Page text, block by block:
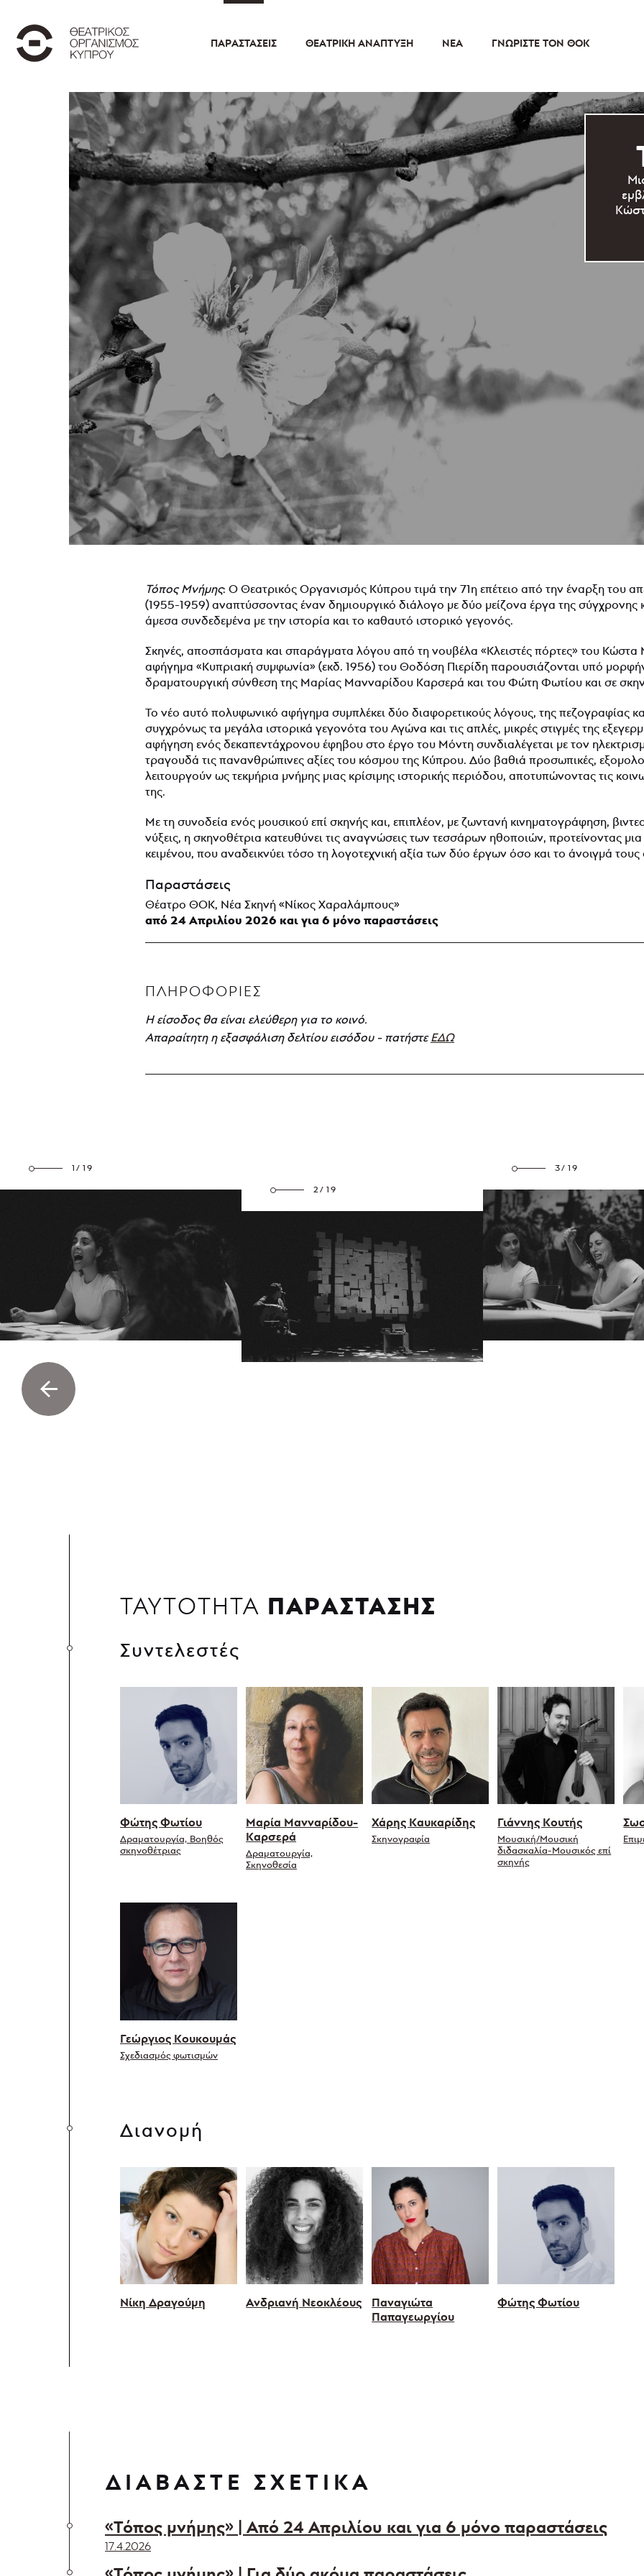
ΠΑΡΑΣΤΆΣΕΙΣ ΘΕΑΤΡΙΚΉ ΑΝΆΠΤΥΞΗ ΝΈΑ ΓΝΩΡΊΣΤΕ ΤΟΝ ΘΟΚ
Τόπος Μνήμης: Ο Θεατρικός Οργανισμός Κύπρου τιμά την 71η επέτειο από την έναρξη του
(1955-1959) αναπτύσσοντας έναν δημιουργικό διάλογο με δύο μείζονα έργα της σύγχρονης
άμεσα συνδεδεμένα με την ιστορία και το καθαυτό ιστορικό γεγονός.
Σκηνές, αποσπάσματα και σπαράγματα λόγου από τη νουβέλα «Κλειστές πόρτες» του Κώστα
αφήγημα «Κυπριακή συμφωνία» (εκδ. 1956) του Θοδόση Πιερίδη παρουσιάζονται υπό
δραματουργική σύνθεση της Μαρίας Μανναρίδου Καρσερά και του Φώτη Φωτίου και σε
Το νέο αυτό πολυφωνικό αφήγημα συμπλέκει δύο διαφορετικούς λόγους, της πεζογραφίας
συγχρόνως τα μεγάλα ιστορικά γεγονότα του Αγώνα και τις απλές, μικρές στιγμές της
αφήγηση ενός δεκαπεντάχρονου έφηβου στο έργο του Μόντη συνδιαλέγεται με τον
τραγουδά τις πανανθρώπινες αξίες του κόσμου της Κύπρου. Δύο βαθιά προσωπικές,
λειτουργούν ως τεκμήρια μνήμης μιας κρίσιμης ιστορικής περιόδου, αποτυπώνοντας τις
της.
Με τη συνοδεία ενός μουσικού επί σκηνής και, επιπλέον, με ζωντανή κινηματογράφηση,
νύξεις, η σκηνοθέτρια κατευθύνει τις αναγνώσεις των τεσσάρων ηθοποιών, προτείνοντας
κειμένου, που αναδεικνύει τόσο τη λογοτεχνική αξία των δύο έργων όσο και το άνοιγμά
Παραστάσεις
Θέατρο ΘΟΚ, Νέα Σκηνή «Νίκος Χαραλάμπους»
από 24 Απριλίου 2026 και για 6 μόνο παραστάσεις
ΠΛΗΡΟΦΟΡΊΕΣ
Η είσοδος θα είναι ελεύθερη για το κοινό.
Απαραίτητη η εξασφάλιση δελτίου εισόδου - πατήστεΕΔΩ
1/19
2/19
3/19
ΤΑΥΤΟΤΗΤΑ ΠΑΡΑΣΤΑΣΗΣ
Συντελεστές
Φώτης Φωτίου
Δραματουργία, Βοηθός
σκηνοθέτριας
Μαρία Μανναρίδου-
Καρσερά
Δραματουργία,
Σκηνοθεσία
Χάρης Καυκαρίδης
Σκηνογραφία
Γιάννης Κουτής
Μουσική/Μουσική
διδασκαλία-Μουσικός επί
σκηνής
Γεώργιος Κουκουμάς
Σχεδιασμός φωτισμών
Διανομή
Νίκη Δραγούμη Ανδριανή Νεοκλέους
Παναγιώτα
Παπαγεωργίου
Φώτης Φωτίου
ΔΙΑΒΑΣΤΕ ΣΧΕΤΙΚΑ
«Τόπος μνήμης» | Από 24 Απριλίου και για 6 μόνο παραστάσεις
17.4.2026